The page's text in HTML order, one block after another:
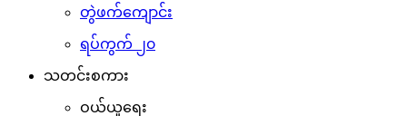
တွဲဖက်ကျောင်း
ရပ်ကွက် ၂၀
သတင်းစကား
ဝယ်ယူရေး